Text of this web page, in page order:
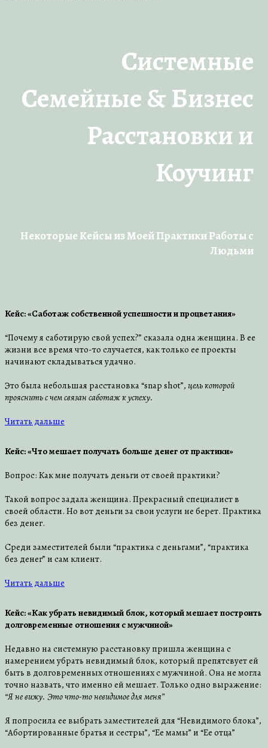
Системные
Семейные & Бизнес
Расстановки и
Коучинг
Некоторые Kейсы из Моей Практики Работы с
Людьми
Кейс: «Саботаж собственной успешности и процветания»
“Почему я саботирую свой успех?” сказала одна женщина. В ее
жизни все время что-то случается, как только ее проекты
начинают складываться удачно.
Это была небольшая расстановка “snap shot”, цель которой
прояснить с чем связан саботаж к успеху.
Читать дальше
Кейс: «Что мешает получать больше денег от практики»
Вопрос: Как мне получать деньги от своей практики?
Такой вопрос задала женщина. Прекрасный специалист в
своей области. Но вот деньги за свои услуги не берет. Практика
без денег.
Среди заместителей были “практика с деньгами”, “практика
без денег” и сам клиент.
Читать дальше
Кейс: «Как убрать невидимый блок, который мешает построить
долговременные отношения с мужчиной»
Недавно на системную расстановку пришла женщина с
намерением убрать невидимый блок, который препятсвует ей
быть в долговременных отношениях с мужчиной. Она не могла
точно назвать, что именно ей мешает. Только одно выражение:
“Я не вижу. Это что-то невидимое для меня”
Я попросила ее выбрать заместителей для “Невидимого блока”,
“Абортированные братья и сестры”, “Ее мамы” и “Ее отца”